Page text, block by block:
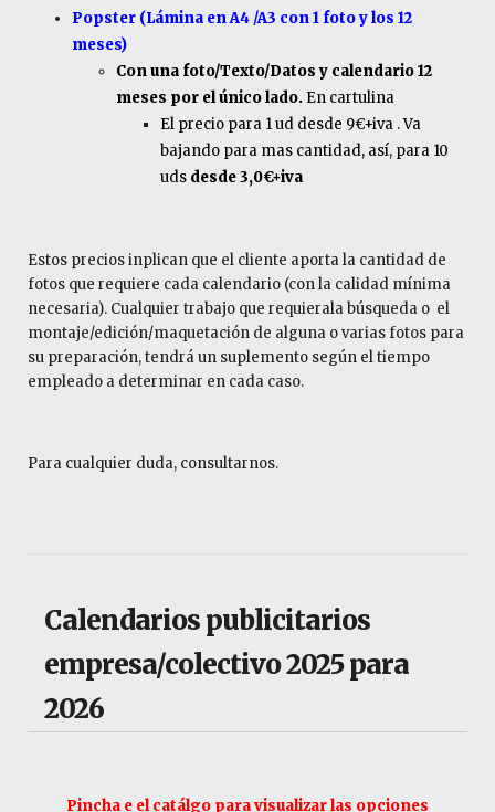
Popster (Lámina en A4 /A3 con 1 foto y los 12
meses)
Con una foto/Texto/Datos y calendario 12
meses por el único lado. En cartulina
El precio para 1 ud desde 9€+iva . Va
bajando para mas cantidad, así, para 10
uds desde 3,0€+iva
Estos precios inplican que el cliente aporta la cantidad de
fotos que requiere cada calendario (con la calidad mínima
necesaria). Cualquier trabajo que requierala búsqueda o el
montaje/edición/maquetación de alguna o varias fotos para
su preparación, tendrá un suplemento según el tiempo
empleado a determinar en cada caso.
Para cualquier duda, consultarnos.
Calendarios publicitarios
empresa/colectivo 2025 para
2026
Pincha e el catálgo para visualizar las opciones